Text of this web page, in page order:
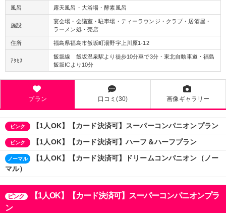
風呂 露天風呂・大浴場・酵素風呂
施設
宴会場・会議室・駐車場・ティーラウンジ・クラブ・居酒屋・
ラーメン処・売店
住所 福島県福島市飯坂町湯野字上川原1-12
ｱｸｾｽ
飯坂線 飯坂温泉駅より徒歩10分車で3分・東北自動車道・福島
飯坂ICより10分
プラン 口コミ(30) 画像ギャラリー
ピンク 【1人OK】【カード決済可】スーパーコンパニオンプラン
ピンク 【1人OK】【カード決済可】ハーフ＆ハーフプラン
ノーマル
【1人OK】【カード決済可】ドリームコンパニオン（ノー
マル）
ピンク
【1人OK】【カード決済可】スーパーコンパニオンプラ
ン